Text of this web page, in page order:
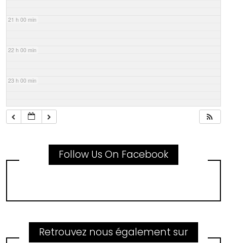
21 h 00 min
22 h 00 min
23 h 00 min
Follow Us On Facebook
Retrouvez nous également sur